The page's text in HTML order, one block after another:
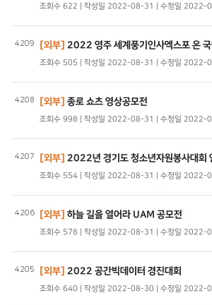
조회수 622 | 작성일 2022-08-31 | 수정일 2022-
4209 [외부] 2022 영주 세계풍기인사엑스포 온 국
조회수 505 | 작성일 2022-08-31 | 수정일 2022-
4208 [외부] 종로 쇼츠 영상공모전
조회수 998 | 작성일 2022-08-31 | 수정일 2022-
4207 [외부] 2022년 경기도 청소년자원봉사대회
조회수 554 | 작성일 2022-08-31 | 수정일 2022-
4206 [외부] 하늘 길을 열어라 UAM 공모전
조회수 578 | 작성일 2022-08-31 | 수정일 2022-
4205 [외부] 2022 공간빅데이터 경진대회
조회수 640 | 작성일 2022-08-30 | 수정일 2022-